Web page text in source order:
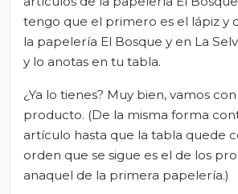
tengo que el primero es el lápiz y
la papelería El Bosque y en La
y lo anotas en tu tabla.
¿Ya lo tienes? Muy bien, vamos
producto. (De la misma forma
artículo hasta que la tabla quede
orden que se sigue es el de los
anaquel de la primera papelería.)